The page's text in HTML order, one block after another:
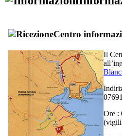
Centro
Il
Ore :